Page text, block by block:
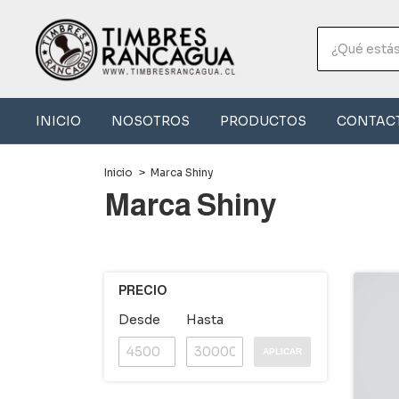
INICIO NOSOTROS PRODUCTOS
Inicio > Marca Shiny
Marca Shiny
PRECIO
Desde Hasta
APLICAR